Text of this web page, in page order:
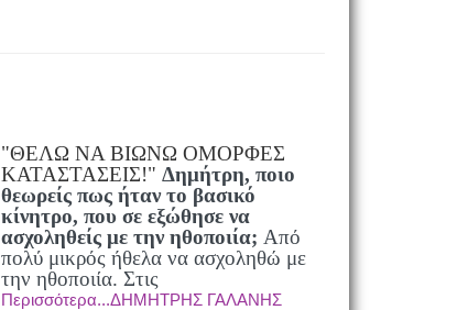
"ΘΕΛΩ ΝΑ ΒΙΩΝΩ ΟΜΟΡΦΕΣ
ΚΑΤΑΣΤΑΣΕΙΣ!" Δημήτρη, ποιο
θεωρείς πως ήταν το βασικό
κίνητρο, που σε εξώθησε να
ασχοληθείς με την ηθοποιία; Από
πολύ μικρός ήθελα να ασχοληθώ με
την ηθοποιία. Στις
Περισσότερα...ΔΗΜΗΤΡΗΣ ΓΑΛΑΝΗΣ